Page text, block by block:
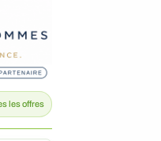
les offres